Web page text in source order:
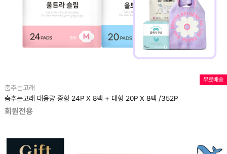
무료배송
춤추는고래
춤추는고래 대용량 중형 24P X 8팩 + 대형 20P X 8팩 /352P
회원전용